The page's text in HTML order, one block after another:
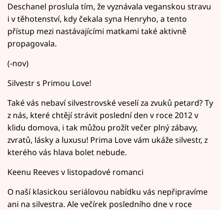
Deschanel proslula tím, že vyznávala veganskou stravu
i v těhotenství, kdy čekala syna Henryho, a tento
přístup mezi nastávajícími matkami také aktivně
propagovala.
(-nov)
Silvestr s Primou Love!
Také vás nebaví silvestrovské veselí za zvuků petard? Ty
z nás, které chtějí strávit poslední den v roce 2012 v
klidu domova, i tak můžou prožít večer plný zábavy,
zvratů, lásky a luxusu! Prima Love vám ukáže silvestr, z
kterého vás hlava bolet nebude.
Keenu Reeves v listopadové romanci
O naší klasickou seriálovou nabídku vás nepřipravíme
ani na silvestra. Ale večírek posledního dne v roce